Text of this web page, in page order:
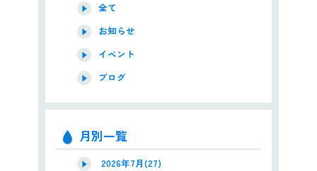
全て
お知らせ
イベント
ブログ
月別一覧
2026年7月(27)